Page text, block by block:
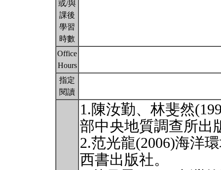
或/與
課後
學習
時數
Office
Hours
指定
閱讀
1.陳汝勤、林斐然
部中央地質調查所出
2.范光龍(2006)海洋
西書出版社。